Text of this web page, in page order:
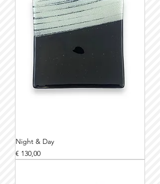
Night & Day
Prijs
€ 130,00